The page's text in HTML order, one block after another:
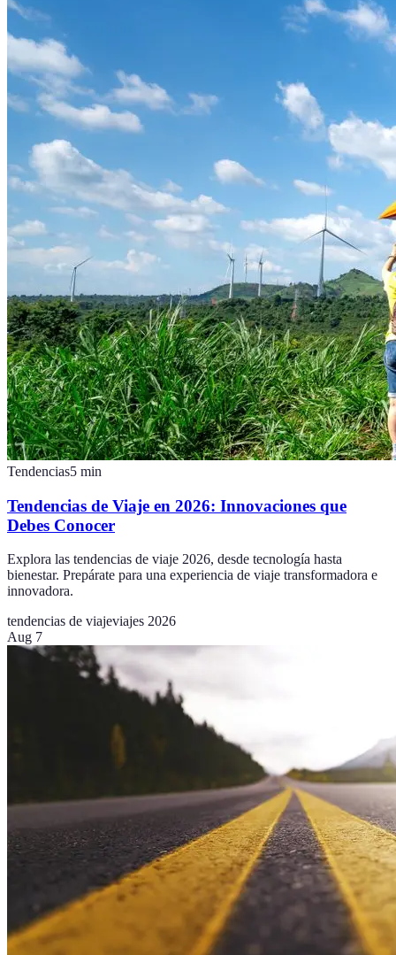
Tendencias5 min
Tendencias de Viaje en 2026: Innovaciones que
Debes Conocer
Explora las tendencias de viaje 2026, desde tecnología hasta
bienestar. Prepárate para una experiencia de viaje transformadora e
innovadora.
tendencias de viajeviajes 2026
Aug 7